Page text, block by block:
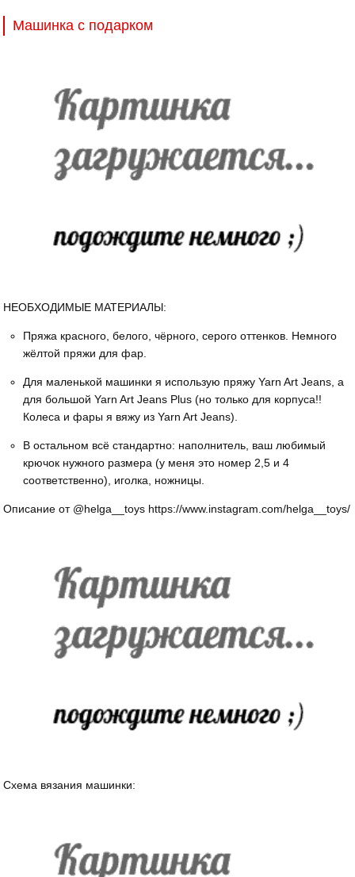
Машинка с подарком
НЕОБХОДИМЫЕ МАТЕРИАЛЫ:
Пряжа красного, белого, чёрного, серого оттенков. Немного
жёлтой пряжи для фар.
Для маленькой машинки я использую пряжу Yarn Art Jeans, а
для большой Yarn Art Jeans Plus (но только для корпуса!!
Колеса и фары я вяжу из Yarn Art Jeans).
В остальном всё стандартно: наполнитель, ваш любимый
крючок нужного размера (у меня это номер 2,5 и 4
соответственно), иголка, ножницы.
Описание от @helga__toys https://www.instagram.com/helga__toys/
Схема вязания машинки: